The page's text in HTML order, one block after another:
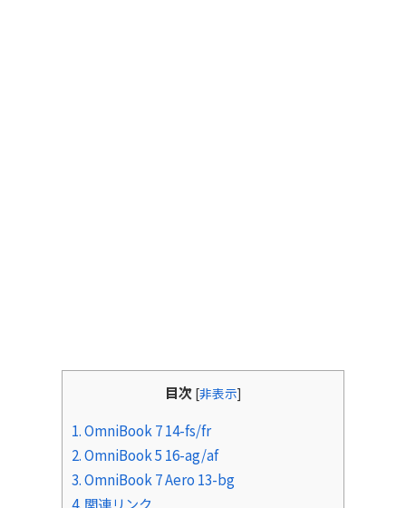
目次 [非表示]
1. OmniBook 7 14-fs/fr
2. OmniBook 5 16-ag/af
3. OmniBook 7 Aero 13-bg
4. 関連リンク